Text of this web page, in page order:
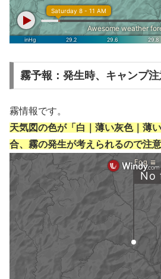
霧予報：発生時、キャンプ
霧情報です。
天気図の色が「白｜薄い灰色｜薄
合、霧の発生が考えられるので注